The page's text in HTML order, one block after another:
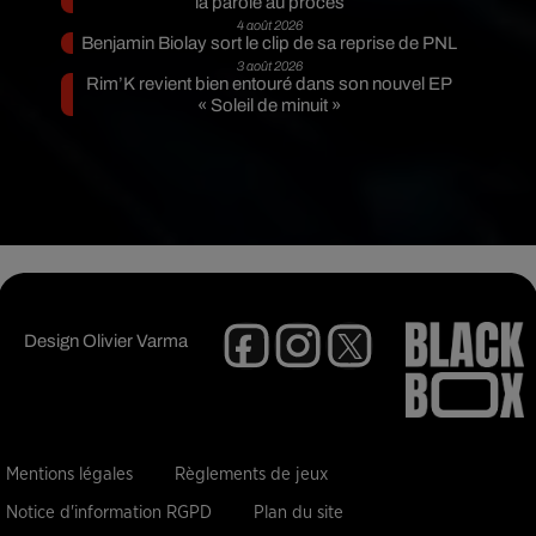
4 août 2026
Benjamin Biolay sort le clip de sa reprise de PNL
3 août 2026
Rim’K revient bien entouré dans son nouvel EP
« Soleil de minuit »
DesignOlivier Varma
Mentions légales Règlements de jeux
Notice d'information RGPD Plan du site